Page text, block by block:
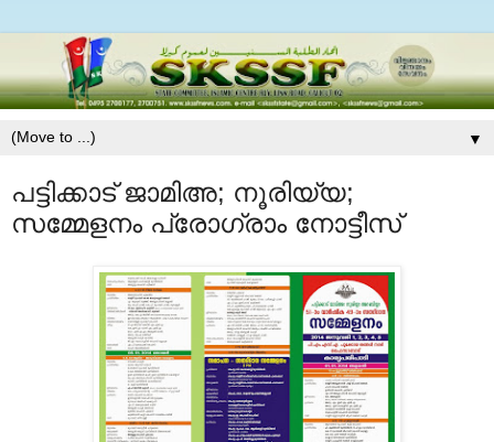
▼
പട്ടിക്കാട്‌ ജാമിഅ; നൂരിയ്യ;
സമ്മേളനം പ്രോഗ്രാം നോട്ടീസ്‌